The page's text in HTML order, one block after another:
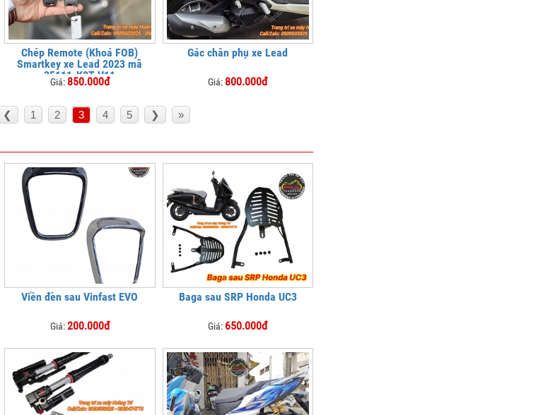
Chép Remote (Khoá FOB)
Smartkey xe Lead 2023 mã
35111-K2T-V11
Giá: 850.000đ
Gác chân phụ xe Lead
Giá: 800.000đ
❮ 1 2 3 4 5 ❯ »
Viền đèn sau Vinfast EVO
Giá:200.000đ
Baga sau SRP Honda UC3
Giá: 650.000đ